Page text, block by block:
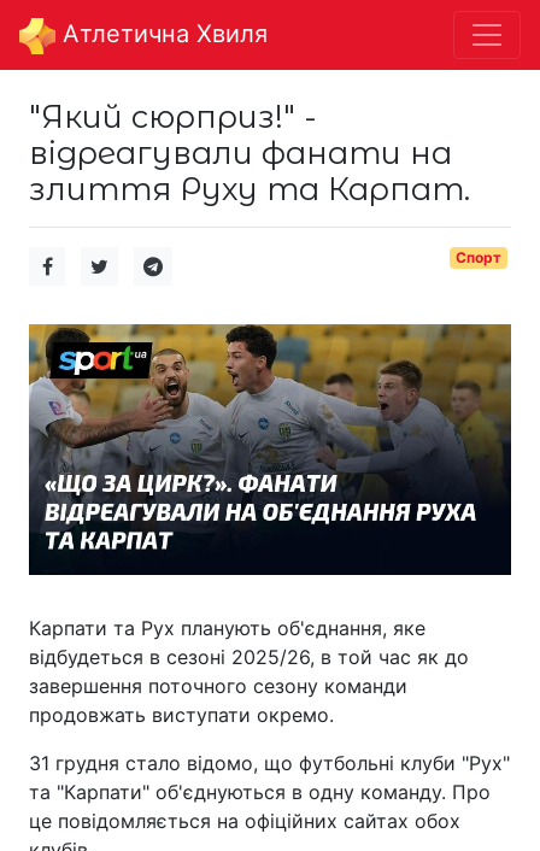
Aтлетична Хвиля
"Який сюрприз!" -
відреагували фанати на
злиття Руху та Карпат.
Спорт
Карпати та Рух планують об'єднання, яке
відбудеться в сезоні 2025/26, в той час як до
завершення поточного сезону команди
продовжать виступати окремо.
31 грудня стало відомо, що футбольні клуби "Рух"
та "Карпати" об'єднуються в одну команду. Про
це повідомляється на офіційних сайтах обох